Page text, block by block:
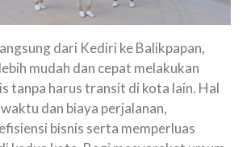
dari Kediri ke Balikpapan,
mudah dan cepat melakukan
tanpa harus transit di kota lain. Hal
dan biaya perjalanan,
bisnis serta memperluas